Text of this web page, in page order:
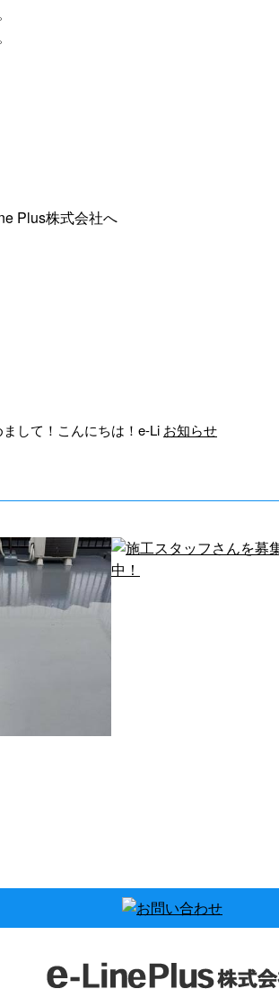
Plus株式会社へ
して！こんにちは！e-Li お知らせ
防水工事の
横浜市のe-Line（イー
ライン）です。 弊社は
戸建て・マンション・